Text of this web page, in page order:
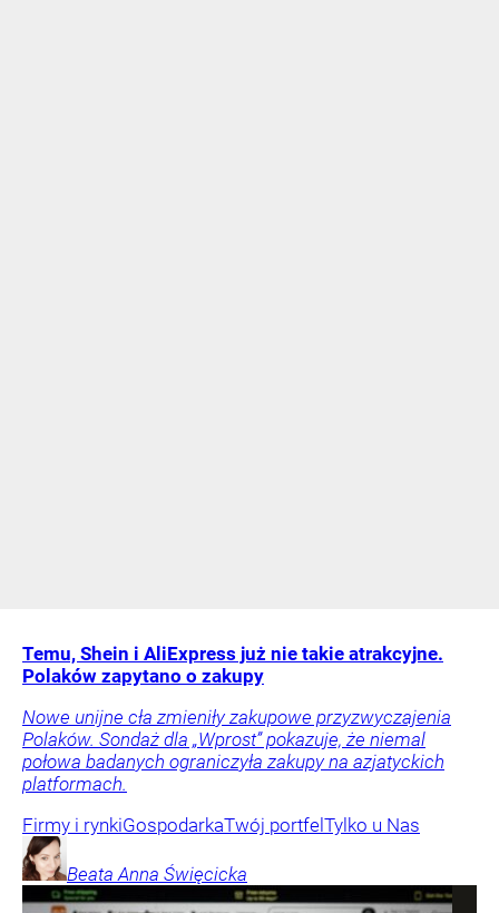
Temu, Shein i AliExpress już nie takie atrakcyjne.
Polaków zapytano o zakupy
Nowe unijne cła zmieniły zakupowe przyzwyczajenia
Polaków. Sondaż dla „Wprost” pokazuje, że niemal
połowa badanych ograniczyła zakupy na azjatyckich
platformach.
Firmy i rynkiGospodarkaTwój portfel Tylko u Nas
Beata Anna Święcicka